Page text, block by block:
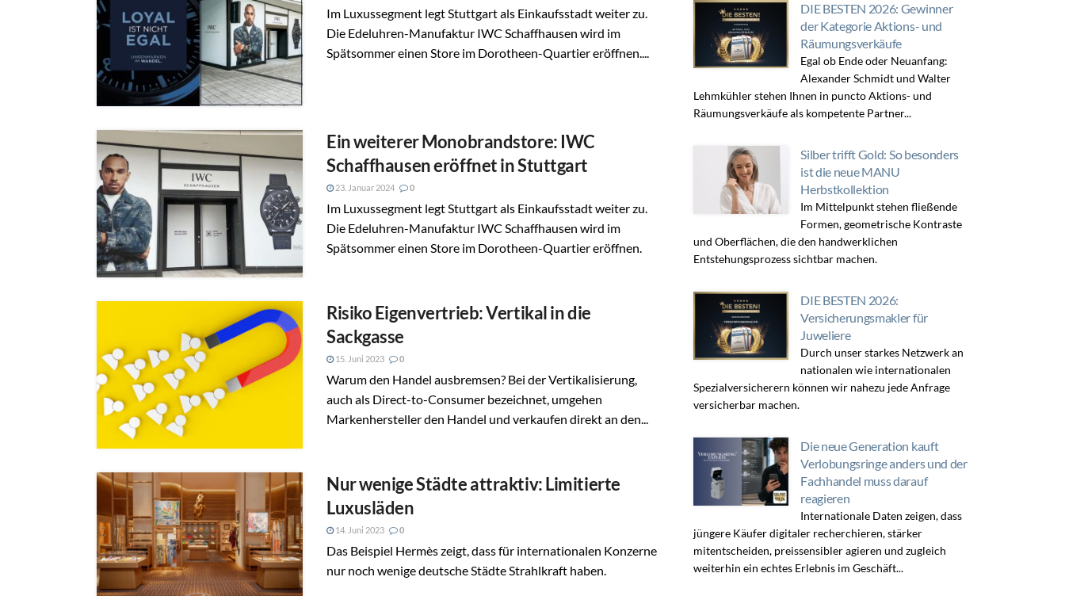
Im Luxussegment legt Stuttgart als Einkaufsstadt weiter zu.
Die Edeluhren-Manufaktur IWC Schaffhausen wird im
Spätsommer einen Store im Dorotheen-Quartier eröffnen....
Ein weiterer Monobrandstore: IWC
Schaffhausen eröffnet in Stuttgart
23. Januar 2024 0
Im Luxussegment legt Stuttgart als Einkaufsstadt weiter zu.
Die Edeluhren-Manufaktur IWC Schaffhausen wird im
Spätsommer einen Store im Dorotheen-Quartier eröffnen.
Risiko Eigenvertrieb: Vertikal in die
Sackgasse
15. Juni 2023 0
Warum den Handel ausbremsen? Bei der Vertikalisierung,
auch als Direct-to-Consumer bezeichnet, umgehen
Markenhersteller den Handel und verkaufen direkt an den...
Nur wenige Städte attraktiv: Limitierte
Luxusläden
14. Juni 2023 0
Das Beispiel Hermès zeigt, dass für internationalen Konzerne
nur noch wenige deutsche Städte Strahlkraft haben.
DIE BESTEN 2026: Gewinner
der Kategorie Aktions- und
Räumungsverkäufe
Egal ob Ende oder Neuanfang:
Alexander Schmidt und Walter
Lehmkühler stehen Ihnen in puncto Aktions- und
Räumungsverkäufe als kompetente Partner...
Silber trifft Gold: So besonders
ist die neue MANU
Herbstkollektion
Im Mittelpunkt stehen fließende
Formen, geometrische Kontraste
und Oberflächen, die den handwerklichen
Entstehungsprozess sichtbar machen.
DIE BESTEN 2026:
Versicherungsmakler für
Juweliere
Durch unser starkes Netzwerk an
nationalen wie internationalen
Spezialversicherern können wir nahezu jede Anfrage
versicherbar machen.
Die neue Generation kauft
Verlobungsringe anders und der
Fachhandel muss darauf
reagieren
Internationale Daten zeigen, dass
jüngere Käufer digitaler recherchieren, stärker
mitentscheiden, preissensibler agieren und zugleich
weiterhin ein echtes Erlebnis im Geschäft...